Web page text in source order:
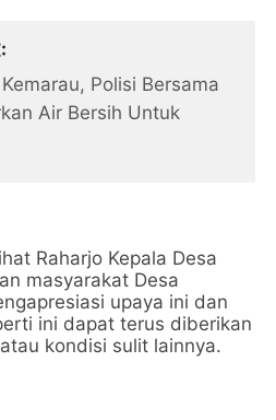
Polisi Bersama
Air Bersih Untuk
Raharjo Kepala Desa
masyarakat Desa
upaya ini dan
ini dapat terus diberikan
kondisi sulit lainnya.